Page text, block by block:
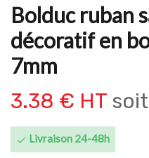
Bolduc ruban
décoratif en
7mm
3.38 € HT soit
 Livraison 24-48h